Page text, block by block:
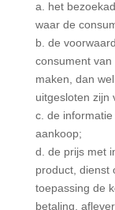
a. het
waar de
b. de
consument
maken, dan
uitgesloten zijn
c. de
aankoop;
d. de prijs met
product, dienst
toepassing de
betaling,